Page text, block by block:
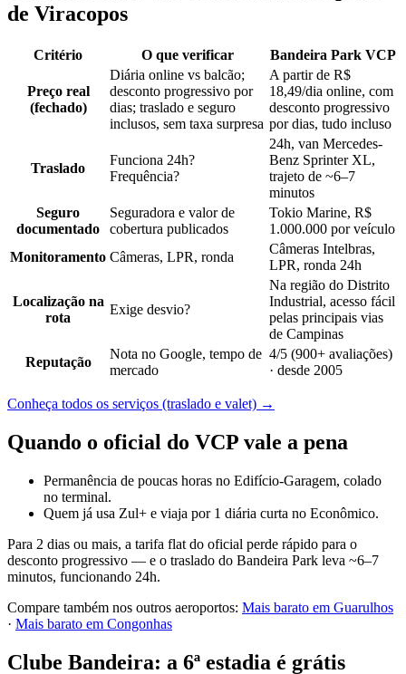
de Viracopos
Critério O que verificar Bandeira Park VCP
Preço real
(fechado)
Diária online vs balcão;
desconto progressivo por
dias; traslado e seguro
inclusos, sem taxa surpresa
A partir de R$
18,49/dia online, com
desconto progressivo
por dias, tudo incluso
Traslado
Funciona 24h?
Frequência?
24h, van Mercedes-
Benz Sprinter XL,
trajeto de ~6–7
minutos
Seguro
documentado
Seguradora e valor de
cobertura publicados
Tokio Marine, R$
1.000.000 por veículo
Monitoramento Câmeras, LPR, ronda
Câmeras Intelbras,
LPR, ronda 24h
Localização na
rota
Exige desvio?
Na região do Distrito
Industrial, acesso fácil
pelas principais vias
de Campinas
Reputação
Nota no Google, tempo de
mercado
4/5 (900+ avaliações)
· desde 2005
Conheça todos os serviços (traslado e valet) →
Quando o oficial do VCP vale a pena
Permanência de poucas horas no Edifício-Garagem, colado
no terminal.
Quem já usa Zul+ e viaja por 1 diária curta no Econômico.
Para 2 dias ou mais, a tarifa flat do oficial perde rápido para o
desconto progressivo — e o traslado do Bandeira Park leva ~6–7
minutos, funcionando 24h.
Compare também nos outros aeroportos: Mais barato em Guarulhos
· Mais barato em Congonhas
Clube Bandeira: a 6ª estadia é grátis